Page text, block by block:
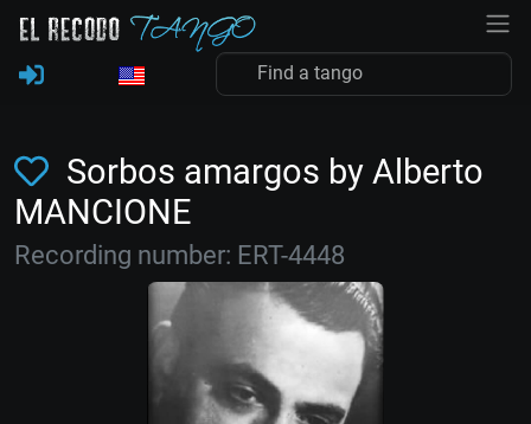
Sorbos amargos by Alberto
MANCIONE
Recording number: ERT-4448